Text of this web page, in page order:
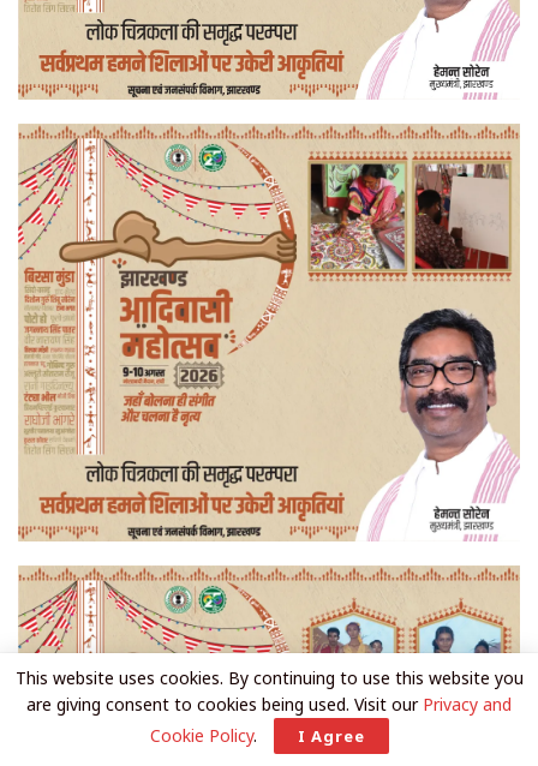
This website uses cookies. By continuing to use this website you
are giving consent to cookies being used. Visit our Privacy and
Cookie Policy. I Agree